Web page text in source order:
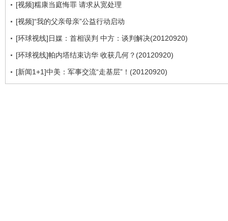
[视频]糯康当庭悔罪 请求从宽处理
[视频]“我的父亲母亲”公益行动启动
[环球视线]日媒：首相误判 中方：谈判解决(20120920)
[环球视线]帕内塔结束访华 收获几何？(20120920)
[新闻1+1]中美：军事交流“走基层”！(20120920)